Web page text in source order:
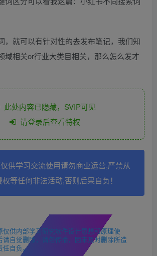
，就可以有针对性的去发布笔记，我们知
域相关or行业大类目相关，那么怎么发才
此处内容已隐藏，SVIP可见
请登录后查看特权
供学习交流使用请勿商业运营,严禁从
等任何非法活动,否则后果自负！
仅供内部学习研究软件设计思想和原理使
请自觉删除，请勿传播，因未及时删除所造
任自负。